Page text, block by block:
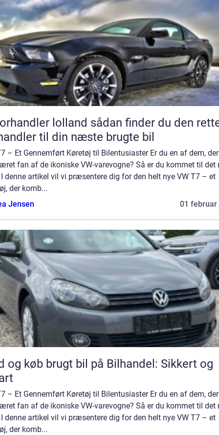
lolland sådan finder du den rette
til din næste brugte bil
– Et Gennemført Køretøj til Bilentusiaster Er du en af dem,
fan af de ikoniske VW-varevogne? Så er du kommet til det
denne artikel vil vi præsentere dig for den helt nye VW T7 – et
der komb...
Jensen
01 februar
og køb brugt bil på Bilhandel: Sikkert og
– Et Gennemført Køretøj til Bilentusiaster Er du en af dem,
fan af de ikoniske VW-varevogne? Så er du kommet til det
denne artikel vil vi præsentere dig for den helt nye VW T7 – et
der komb...